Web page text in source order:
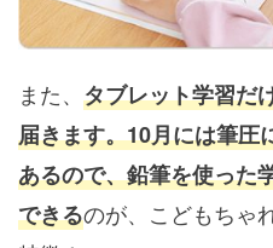
また、 タブレット学習だ
届きます。10月には筆圧
あるので、鉛筆を使った
できるのが、こどもちゃ